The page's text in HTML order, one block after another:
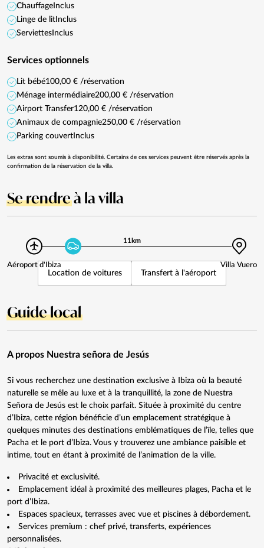
Chauffage Inclus
Linge de lit Inclus
Serviettes Inclus
Services optionnels
Lit bébé100,00 € /réservation
Ménage intermédiaire200,00 € /réservation
Airport Transfer120,00 € /réservation
Animaux de compagnie250,00 € /réservation
Parking couvert Inclus
Les extras sont soumis à disponibilité. Certains de ces services peuvent être réservés après la
confirmation de la réservation de la villa.
Se rendreà la villa
11km
Aéroport d'Ibiza Villa Vuero
Location de voitures Transfert à l'aéroport
Guide local
A propos Nuestra señora de Jesús
Si vous recherchez une destination exclusive à Ibiza où la beauté
naturelle se mêle au luxe et à la tranquillité, la zone de Nuestra
Señora de Jesús est le choix parfait. Située à proximité du centre
d’Ibiza, cette région bénéficie d’un emplacement stratégique à
quelques minutes des destinations emblématiques de l’île, telles que
Pacha et le port d’Ibiza. Vous y trouverez une ambiance paisible et
intime, tout en étant à proximité de l’animation de la ville.
Privacité et exclusivité.
Emplacement idéal à proximité des meilleures plages, Pacha et le
port d’Ibiza.
Espaces spacieux, terrasses avec vue et piscines à débordement.
Services premium : chef privé, transferts, expériences
personnalisées.